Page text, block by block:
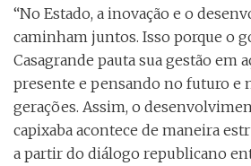
“No Estado, a inovação e o
caminham juntos. Isso porque o
Casagrande pauta sua gestão em
presente e pensando no futuro e
gerações. Assim, o
capixaba acontece de maneira
a partir do diálogo republicano